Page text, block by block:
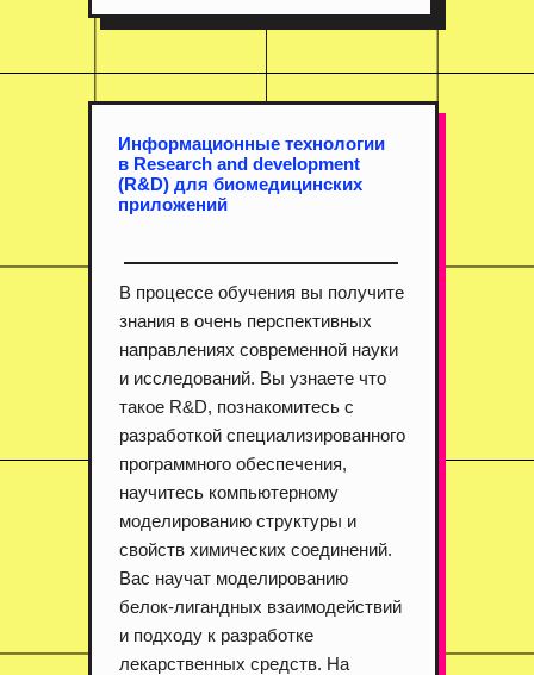
В процессе обучения вы получите
знания в очень перспективных
направлениях современной науки
и исследований. Вы узнаете что
такое R&D, познакомитесь с
разработкой специализированного
программного обеспечения,
научитесь компьютерному
моделированию структуры и
свойств химических соединений.
Вас научат моделированию
белок-лигандных взаимодействий
и подходу к разработке
лекарственных средств. На
Информационные технологии
в Research and development
(R&D) для биомедицинских
приложений